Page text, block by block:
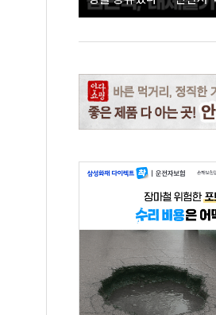
26.08.08 더불어민주당 당